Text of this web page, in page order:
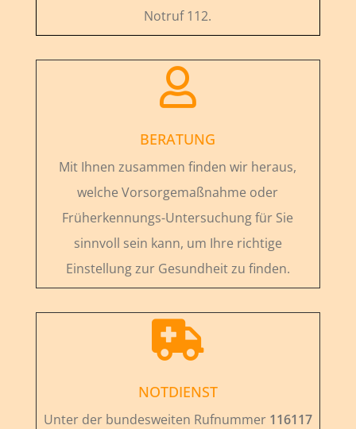
Notruf 112.

BERATUNG
Mit Ihnen zusammen finden wir heraus,
welche Vorsorgemaßnahme oder
Früherkennungs-Untersuchung für Sie
sinnvoll sein kann, um Ihre richtige
Einstellung zur Gesundheit zu finden.

NOTDIENST
Unter der bundesweiten Rufnummer 116117